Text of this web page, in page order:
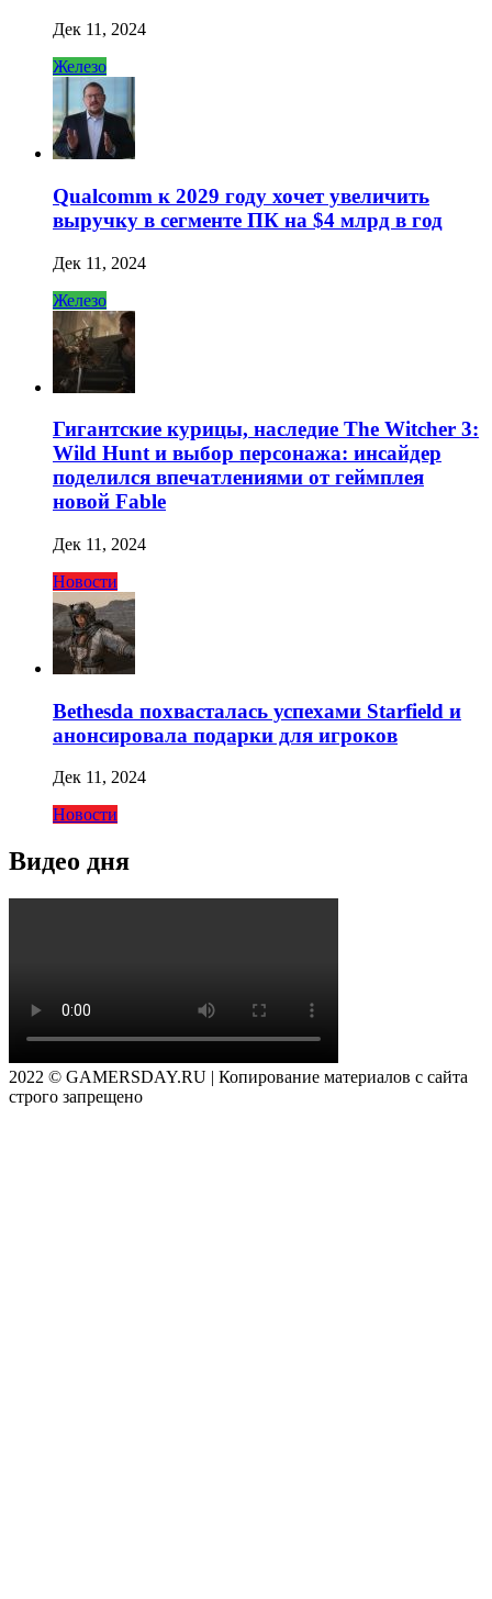
Дек 11, 2024
Железо
Qualcomm к 2029 году хочет увеличить
выручку в сегменте ПК на $4 млрд в год
Дек 11, 2024
Железо
Гигантские курицы, наследие The Witcher 3:
Wild Hunt и выбор персонажа: инсайдер
поделился впечатлениями от геймплея
новой Fable
Дек 11, 2024
Новости
Bethesda похвасталась успехами Starfield и
анонсировала подарки для игроков
Дек 11, 2024
Новости
Видео дня
2022 © GAMERSDAY.RU | Копирование материалов с сайта
строго запрещено